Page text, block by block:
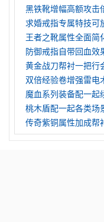
黑铁靴增幅高额攻击
求婚戒指专属特技可
王者之靴属性全面简
防御戒指自带回血效
黄金战刀帮衬一把行
双倍经验卷‌增强雷电
魔血系列装备配一起
桃木盾配一起各类场
传奇紫铜属性加成帮